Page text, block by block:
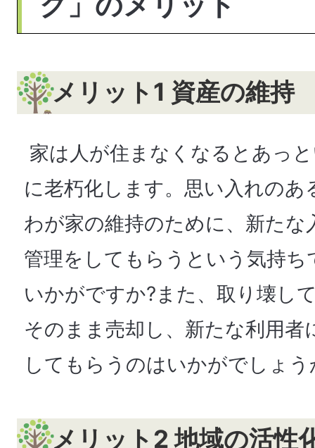
メリット1 資産の維持
家は人が住まなくなるとあっ
に老朽化します。思い入れのあ
わが家の維持のために、新たな
管理をしてもらうという気持
いかがですか?また、取り壊し
そのまま売却し、新たな利用者
してもらうのはいかがでしょう
メリット2 地域の活性